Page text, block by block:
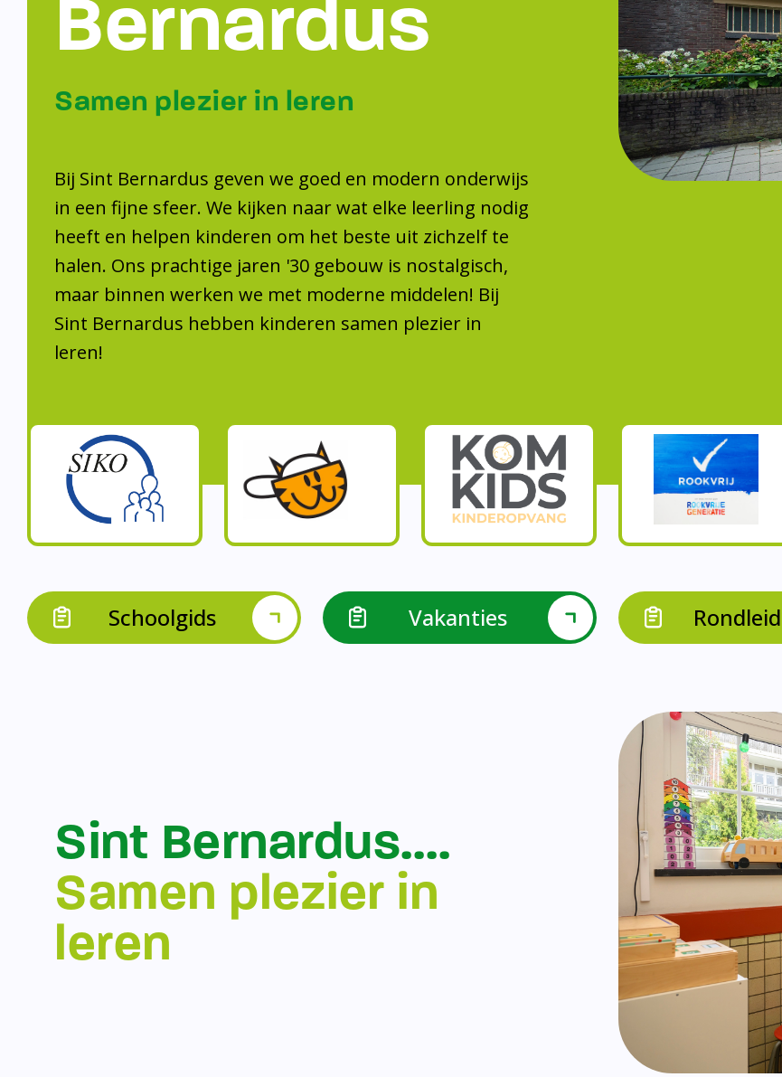
Bernardus
Samen plezier in leren
Bij Sint Bernardus geven we goed en modern onderwijs
in een fijne sfeer. We kijken naar wat elke leerling nodig
heeft en helpen kinderen om het beste uit zichzelf te
halen. Ons prachtige jaren '30 gebouw is nostalgisch,
maar binnen werken we met moderne middelen! Bij
Sint Bernardus hebben kinderen samen plezier in
leren!
Schoolgids Vakanties
Sint Bernardus….
Samen plezier in
leren